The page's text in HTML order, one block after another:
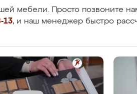
мебели. Просто позвоните
13, и наш менеджер быстро